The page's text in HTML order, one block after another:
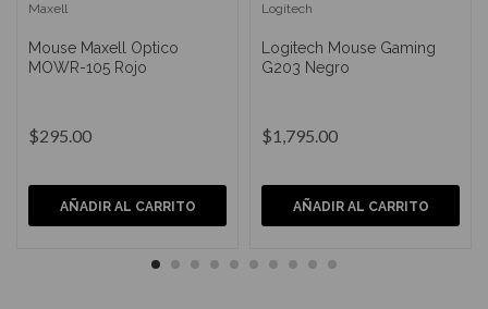
Maxell
Mouse Maxell Optico
MOWR-105 Rojo
$295.00
AÑADIR AL CARRITO
Logitech
Logitech Mouse Gaming
G203 Negro
$1,795.00
AÑADIR AL CARRITO